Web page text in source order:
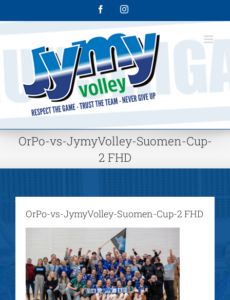
FacebookInstagram
OrPo-vs-JymyVolley-Suomen-Cup-
2 FHD
OrPo-vs-JymyVolley-Suomen-Cup-2 FHD